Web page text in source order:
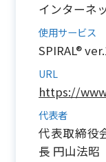
インターネ
使用サービス
SPIRAL®
URL
https://
代表者
代表取締役
長 円山法昭